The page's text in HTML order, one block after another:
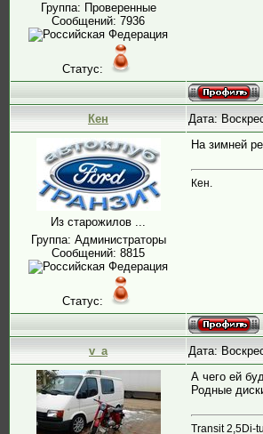
Группа: Проверенные
Сообщений: 7936
Статус:
Кен Дата:
Из старожилов ...
Группа: Администраторы
Сообщений: 8815
Статус:
На зимней
Кен.
v_a Дата:
А чего ей
Родные
Transit 2,5Di-